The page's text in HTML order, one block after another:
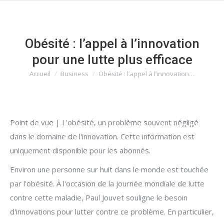
Obésité : l’appel à l’innovation
pour une lutte plus efficace
Vous êtes ici :
Accueil Business Obésité : l’appel à l’innovation…
Point de vue | L'obésité, un problème souvent négligé
dans le domaine de l'innovation. Cette information est
uniquement disponible pour les abonnés.
Environ une personne sur huit dans le monde est touchée
par l'obésité. À l'occasion de la journée mondiale de lutte
contre cette maladie, Paul Jouvet souligne le besoin
d'innovations pour lutter contre ce problème. En particulier,